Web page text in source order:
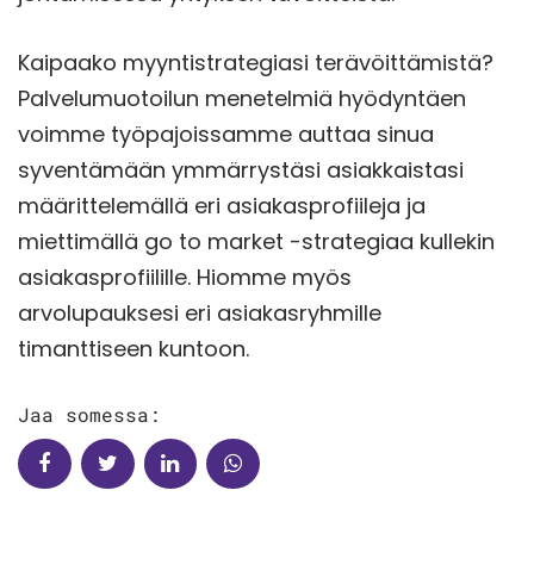
Kaipaako myyntistrategiasi terävöittämistä?
Palvelumuotoilun menetelmiä hyödyntäen
voimme työpajoissamme auttaa sinua
syventämään ymmärrystäsi asiakkaistasi
määrittelemällä eri asiakasprofiileja ja
miettimällä go to market -strategiaa kullekin
asiakasprofiilille. Hiomme myös
arvolupauksesi eri asiakasryhmille
timanttiseen kuntoon.
Jaa somessa: